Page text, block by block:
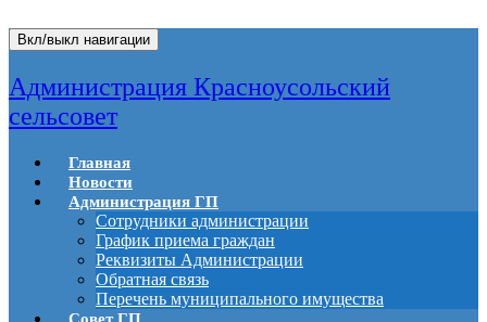
Вкл/выкл навигации
Администрация Красноусольский
сельсовет
Главная
Новости
Администрация ГП
Сотрудники администрации
График приема граждан
Реквизиты Администрации
Обратная связь
Перечень муниципального имущества